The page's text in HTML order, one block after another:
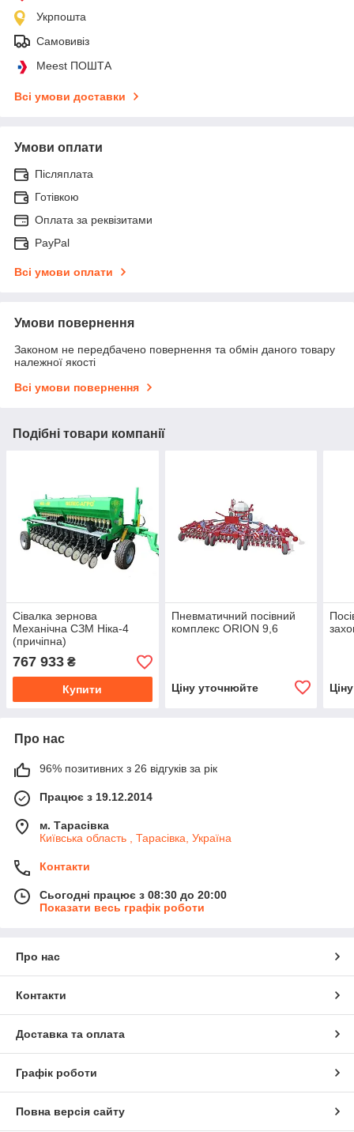
Укрпошта
Самовивіз
Meest ПОШТА
Всі умови доставки
Умови оплати
Післяплата
Готівкою
Оплата за реквізитами
PayPal
Всі умови оплати
Умови повернення
Законом не передбачено повернення та обмін даного товару
належної якості
Всі умови повернення
Подібні товари компанії
Сівалка зернова
Механічна СЗМ Ніка-4
(причіпна)
767 933 ₴
Купити
Пневматичний посівний
комплекс ORION 9,6
Ціну уточнюйте
Про нас
96% позитивних з 26 відгуків за рік
Працює з 19.12.2014
м. Тарасівка
Київська область , Тарасівка, Україна
Контакти
Сьогодні працює з 08:30 до 20:00
Показати весь графік роботи
Про нас
Контакти
Доставка та оплата
Графік роботи
Повна версія сайту